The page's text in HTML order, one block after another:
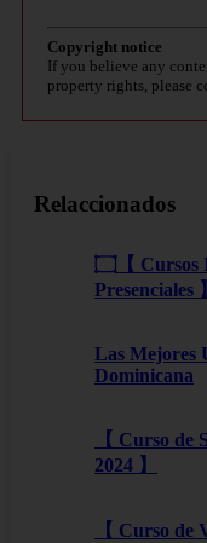
Copyright notice
If you believe any
property rights, please
Relaccionados
۝【 Cursos Infotep 2024 | En Linea y
Las Mejores
Dominicana
【 Curso de
2024 】
【 Curso de